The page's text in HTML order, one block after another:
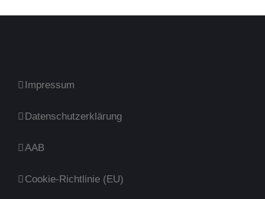
Impressum
Datenschutzerklärung
AAB
Cookie-Richtlinie (EU)